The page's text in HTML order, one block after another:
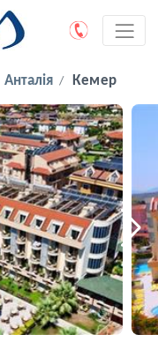
Анталія Кемер